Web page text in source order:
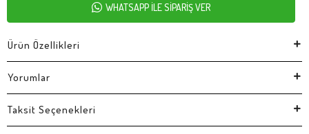
WHATSAPP İLE SİPARİŞ VER
Ürün Özellikleri
Yorumlar
Taksit Seçenekleri